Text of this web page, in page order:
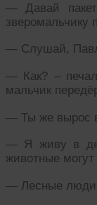
— Давай
зверомальчику
— Слушай,
— Как? –
мальчик
— Ты же вырос в
— Я живу в
животные
— Лесные